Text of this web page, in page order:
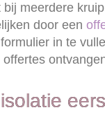
bij meerdere
door een
in te